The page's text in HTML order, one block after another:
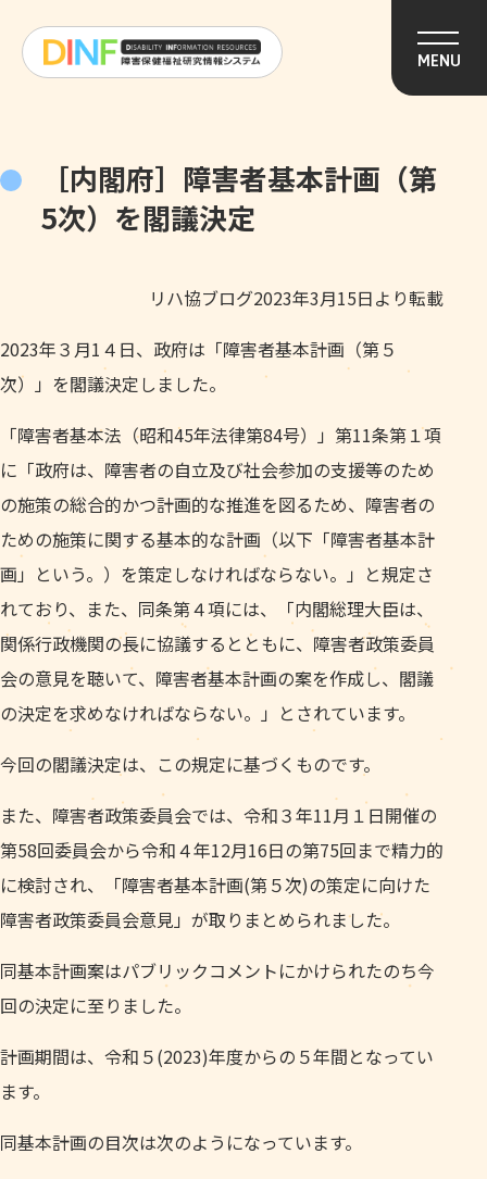
MENU
［内閣府］障害者基本計画（第
5次）を閣議決定
リハ協ブログ2023年3月15日より転載
2023年３月1４日、政府は「障害者基本計画（第５
次）」を閣議決定しました。
「障害者基本法（昭和45年法律第84号）」第11条第１項
に「政府は、障害者の自立及び社会参加の支援等のため
の施策の総合的かつ計画的な推進を図るため、障害者の
ための施策に関する基本的な計画（以下「障害者基本計
画」という。）を策定しなければならない。」と規定さ
れており、また、同条第４項には、「内閣総理大臣は、
関係行政機関の長に協議するとともに、障害者政策委員
会の意見を聴いて、障害者基本計画の案を作成し、閣議
の決定を求めなければならない。」とされています。
今回の閣議決定は、この規定に基づくものです。
また、障害者政策委員会では、令和３年11月１日開催の
第58回委員会から令和４年12月16日の第75回まで精力的
に検討され、「障害者基本計画(第５次)の策定に向けた
障害者政策委員会意見」が取りまとめられました。
同基本計画案はパブリックコメントにかけられたのち今
回の決定に至りました。
計画期間は、令和５(2023)年度からの５年間となってい
ます。
同基本計画の目次は次のようになっています。